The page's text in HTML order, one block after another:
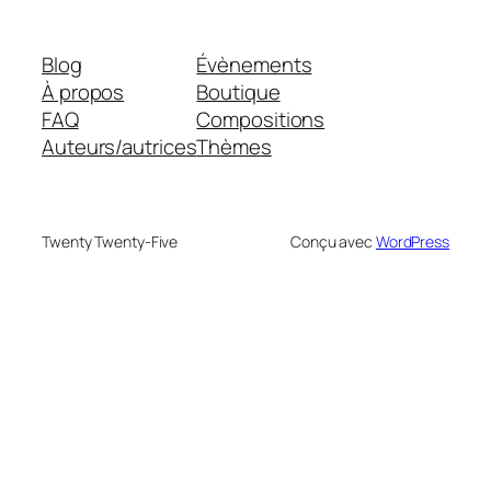
Blog
À propos
FAQ
Auteurs/autrices
Évènements
Boutique
Compositions
Thèmes
Twenty Twenty-Five Conçu avec WordPress